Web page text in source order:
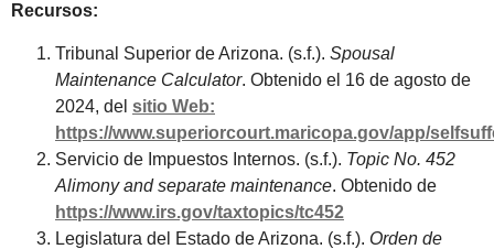
Recursos:
Tribunal Superior de Arizona. (s.f.). Spousal
Maintenance Calculator. Obtenido el 16 de agosto de
2024, del sitio Web:
https://www.superiorcourt.maricopa.gov/app/
Servicio de Impuestos Internos. (s.f.). Topic No. 452
Alimony and separate maintenance. Obtenido de
https://www.irs.gov/taxtopics/tc452
Legislatura del Estado de Arizona. (s.f.). Orden de